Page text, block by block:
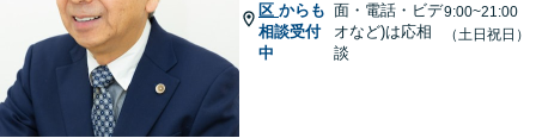
区 からも
相談受付
中
面・電話・ビデ
オなど)は応相
談
9:00~21:00
（土日祝日）